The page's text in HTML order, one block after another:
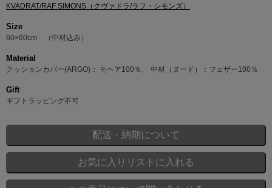
KVADRAT/RAF SIMONS（クヴァドラ/ラフ・シモンズ）
Size
60×60cm （中材込み）
Material
クッションカバー(ARGO)： モヘア100％、 中材（ヌード）：フェザー100％
Gift
ギフトラッピング不可